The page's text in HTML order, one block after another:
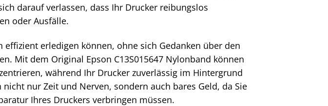
darauf verlassen, dass Ihr Drucker reibungslos
oder Ausfälle.
effizient erledigen können, ohne sich Gedanken über den
Mit dem Original Epson C13S015647 Nylonband können
während Ihr Drucker zuverlässig im Hintergrund
nur Zeit und Nerven, sondern auch bares Geld, da Sie
Ihres Druckers verbringen müssen.